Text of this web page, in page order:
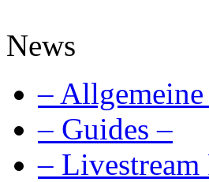
News
–
– Guides –
– Livestream